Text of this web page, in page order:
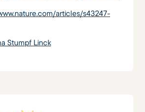
articles/s43247-
Stumpf Linck